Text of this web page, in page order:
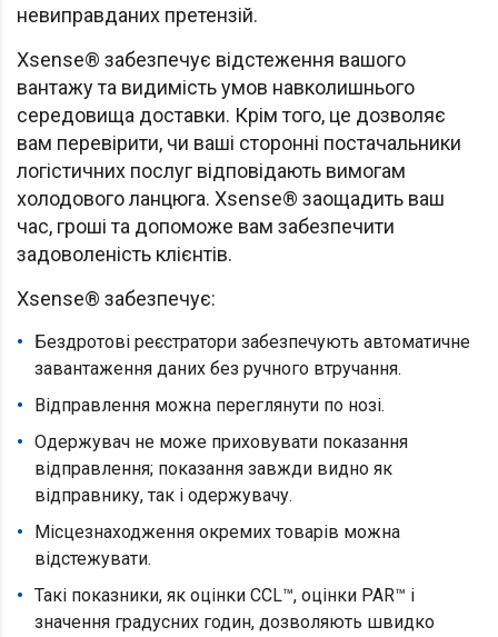
невиправданих претензій.
Xsense® забезпечує відстеження вашого
вантажу та видимість умов навколишнього
середовища доставки. Крім того, це дозволяє
вам перевірити, чи ваші сторонні постачальники
логістичних послуг відповідають вимогам
холодового ланцюга. Xsense® заощадить ваш
час, гроші та допоможе вам забезпечити
задоволеність клієнтів.
Xsense® забезпечує:
Бездротові реєстратори забезпечують автоматичне
завантаження даних без ручного втручання.
Відправлення можна переглянути по нозі.
Одержувач не може приховувати показання
відправлення; показання завжди видно як
відправнику, так і одержувачу.
Місцезнаходження окремих товарів можна
відстежувати.
Такі показники, як оцінки CCL™, оцінки PAR™ і
значення градусних годин, дозволяють швидко